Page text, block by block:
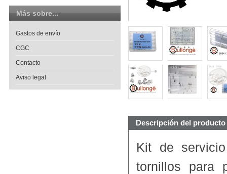
Descripción del producto
Kit de
tornillos para
Más sobre...
Gastos de envío
CGC
Contacto
Aviso legal